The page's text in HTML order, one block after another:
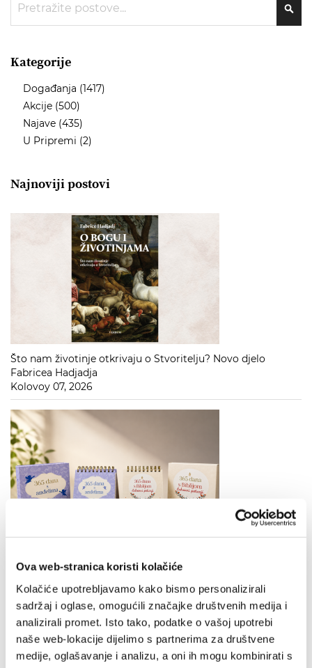
Ova web-stranica koristi kolačiće
Kolačiće upotrebljavamo kako bismo personalizirali
sadržaj i oglase, omogućili značajke društvenih medija i
analizirali promet. Isto tako, podatke o vašoj upotrebi
naše web-lokacije dijelimo s partnerima za društvene
medije, oglašavanje i analizu, a oni ih mogu kombinirati s
Kategorije
Događanja (1417)
Akcije (500)
Najave (435)
U Pripremi (2)
Najnoviji postovi
Što nam životinje otkrivaju o Stvoritelju? Novo djelo
Fabricea Hadjadja
Kolovoy 07, 2026
Biblijom“ i „365 dana s anđelima“ – od sada na policama
svih knjižara Verbum
Kolovoy 06, 2026